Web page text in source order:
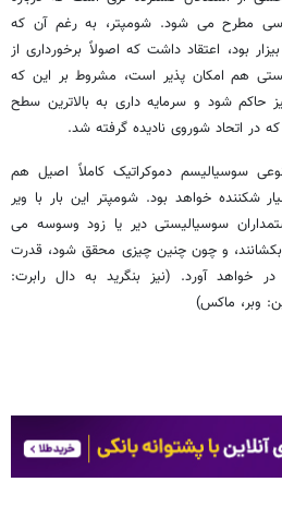
مطرح می شود. شومپتر، به رغم آن که
بود، اعتقاد داشت که اصولاً برخورداری از
هم امکان پذیر است، مشروط بر این که
حاکم شود و سرمایه داری به بالاترین سطح
اتحاد شوروی نادیده گرفته شد.
سوسیالیسم دموکراتیک کاملاً اصیل هم
شکننده خواهد بود. شومپتر این بار با ویر
سوسیالیستی دیر یا زود وسوسه می
و چون چنین چیزی محقق شود، قدرت
خواهد آورد. (نیز بنگرید به دال رابرت:
وبر، ماکس)